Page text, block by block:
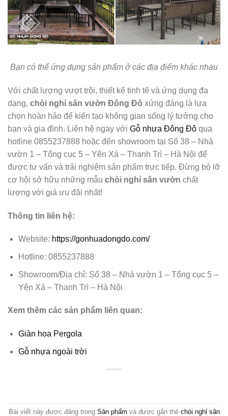
Bạn có thể ứng dụng sản phẩm ở các địa điểm khác nhau
Với chất lượng vượt trội, thiết kế tinh tế và ứng dụng đa
dạng, chòi nghỉ sân vườn Đông Đô xứng đáng là lựa
chọn hoàn hảo để kiến tạo không gian sống lý tưởng cho
bạn và gia đình. Liên hệ ngay với Gỗ nhựa Đông Đô qua
hotline 0855237888 hoặc đến showroom tại Số 38 – Nhà
vườn 1 – Tổng cục 5 – Yên Xá – Thanh Trì – Hà Nội để
được tư vấn và trải nghiệm sản phẩm trực tiếp. Đừng bỏ lỡ
cơ hội sở hữu những mẫu chòi nghỉ sân vườn chất
lượng với giá ưu đãi nhất!
Thông tin liên hệ:
Website: https://gonhuadongdo.com/
Hotline: 0855237888
Showroom/Địa chỉ: Số 38 – Nhà vườn 1 – Tổng cục 5 –
Yên Xá – Thanh Trì – Hà Nội
Xem thêm các sản phẩm liên quan:
Giàn hoa Pergola
Gỗ nhựa ngoài trời
Bài viết này được đăng trong Sản phẩm và được gắn thẻ chòi nghỉ sân